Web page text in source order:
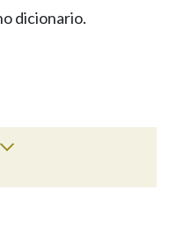
HOMENAXEADAS
DAS PALABRAS
dicionario.